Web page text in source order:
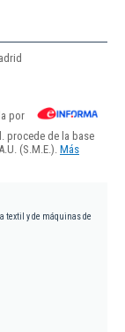
por
procede de la base
(S.M.E.). Más
textil y de máquinas de